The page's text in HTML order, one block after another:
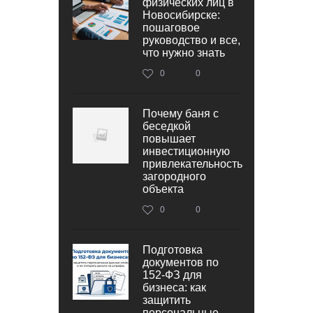
Новосибирске:
пошаговое
руководство и все,
что нужно знать
0 0
Почему баня с
беседкой
повышает
инвестиционную
привлекательность
загородного
объекта
0 0
Подготовка
документов по
152‑ФЗ для
бизнеса: как
защитить